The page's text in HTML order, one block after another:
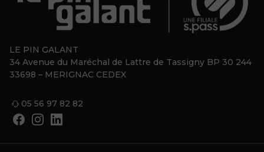
LE PIN GALANT
34 Avenue du Maréchal de Lattre de Tassigny BP 30 244
33698 – MERIGNAC CEDEX
05 56 97 82 82